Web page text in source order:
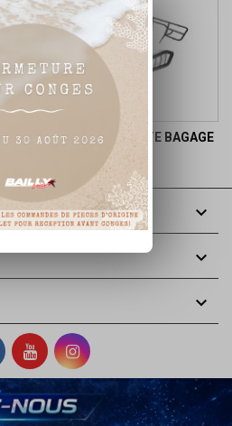
BUMPER ET PORTE BAGAGE


